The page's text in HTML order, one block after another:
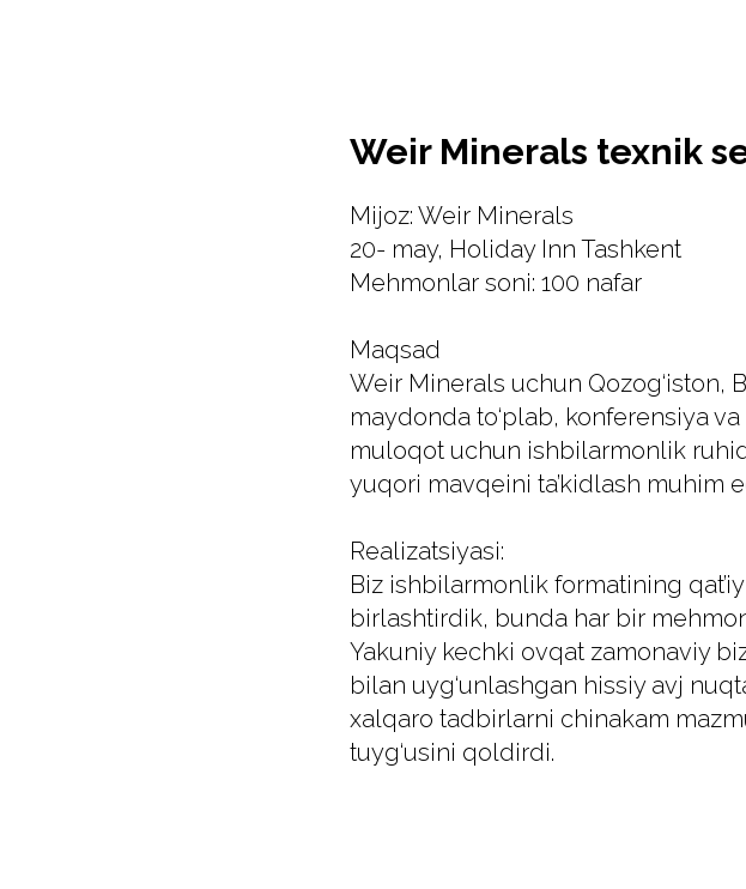
Weir Minerals texnik
Mijoz: Weir Minerals
20- may, Holiday Inn Tashkent
Mehmonlar soni: 100 nafar
Maqsad
Weir Minerals uchun Qozog‘iston,
maydonda to‘plab, konferensiya
muloqot uchun ishbilarmonlik
yuqori mavqeini ta’kidlash muhim
Realizatsiyasi:
Biz ishbilarmonlik formatining
birlashtirdik, bunda har bir
Yakuniy kechki ovqat zamonaviy
bilan uyg‘unlashgan hissiy avj
xalqaro tadbirlarni chinakam
tuyg‘usini qoldirdi.